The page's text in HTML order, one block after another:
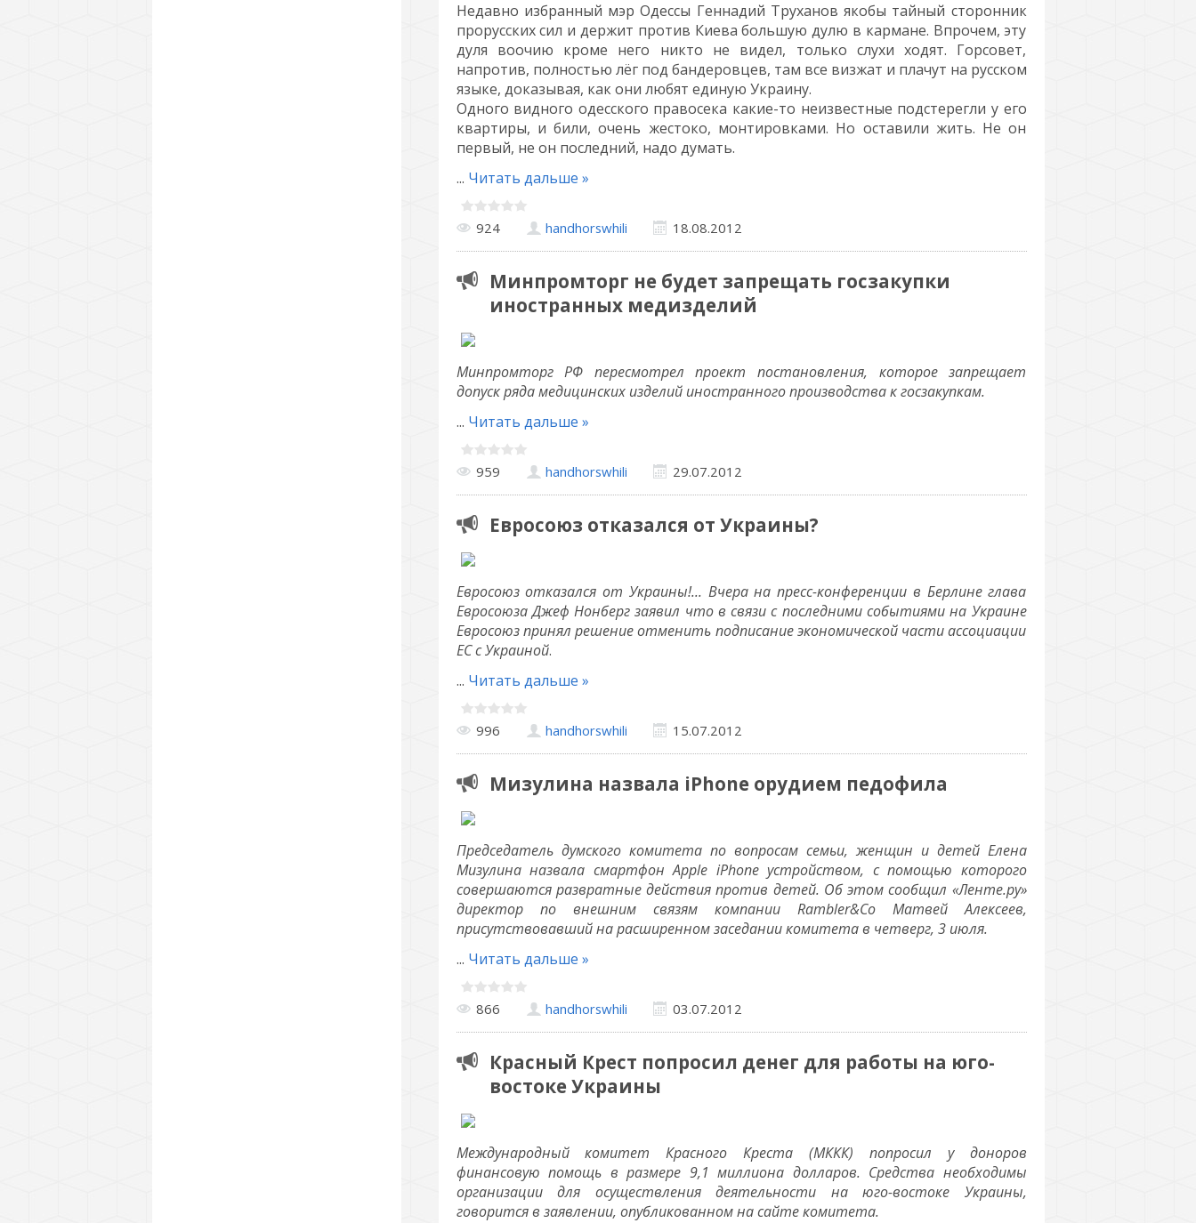
Недавно избранный мэр Одессы Геннадий Труханов якобы тайный сторонник
прорусских сил и держит против Киева большую дулю в кармане. Впрочем, эту
дуля воочию кроме него никто не видел, только слухи ходят. Горсовет,
напротив, полностью лёг под бандеровцев, там все визжат и плачут на русском
языке, доказывая, как они любят единую Украину.
Одного видного одесского правосека какие-то неизвестные подстерегли у его
квартиры, и били, очень жестоко, монтировками. Но оставили жить. Не он
первый, не он последний, надо думать.
... Читать дальше »
924 handhorswhili 18.08.2012
Минпромторг не будет запрещать госзакупки
иностранных медизделий
Минпромторг РФ пересмотрел проект постановления, которое запрещает
допуск ряда медицинских изделий иностранного производства к госзакупкам.
... Читать дальше »
959 handhorswhili 29.07.2012
Евросоюз отказался от Украины?
Евросоюз отказался от Украины!... Вчера на пресс-конференции в Берлине глава
Евросоюза Джеф Нонберг заявил что в связи с последними событиями на Украине
Евросоюз принял решение отменить подписание экономической части ассоциации
ЕС с Украиной.
... Читать дальше »
996 handhorswhili 15.07.2012
Мизулина назвала iPhone орудием педофила
Председатель думского комитета по вопросам семьи, женщин и детей Елена
Мизулина назвала смартфон Apple iPhone устройством, с помощью которого
совершаются развратные действия против детей. Об этом сообщил «Ленте.ру»
директор по внешним связям компании Rambler&Co Матвей Алексеев,
присутствовавший на расширенном заседании комитета в четверг, 3 июля.
... Читать дальше »
866 handhorswhili 03.07.2012
Красный Крест попросил денег для работы на юго-
востоке Украины
Международный комитет Красного Креста (МККК) попросил у доноров
финансовую помощь в размере 9,1 миллиона долларов. Средства необходимы
организации для осуществления деятельности на юго-востоке Украины,
говорится в заявлении, опубликованном на сайте комитета.